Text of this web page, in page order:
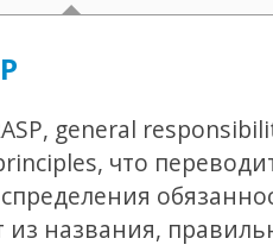
general
что
из названия,